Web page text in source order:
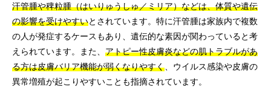
汗管腫や稗粒腫（はいりゅうしゅ／ミリア）などは、体質や遺伝
の影響を受けやすいとされています。特に汗管腫は家族内で複数
の人が発症するケースもあり、遺伝的な素因が関わっていると考
えられています。また、 アトピー性皮膚炎などの肌トラブルがあ
る方は皮膚バリア機能が弱くなりやすく 、ウイルス感染や皮膚の
異常増殖が起こりやすいことも指摘されています。